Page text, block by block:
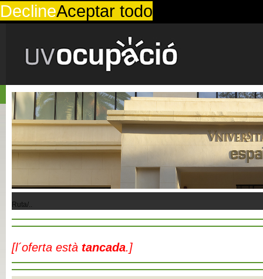
DeclineAceptar todo
Ruta/..
[l´oferta està tancada.]